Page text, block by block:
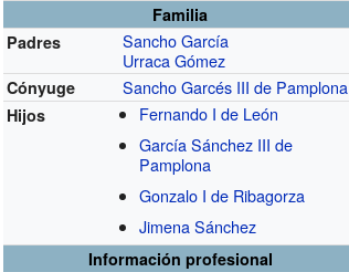
Familia
Padres
Sancho García
Urraca Gómez
Cónyuge Sancho Garcés III de Pamplona
Hijos
Fernando I de León
García Sánchez III de
Pamplona
Gonzalo I de Ribagorza
Jimena Sánchez
Información profesional